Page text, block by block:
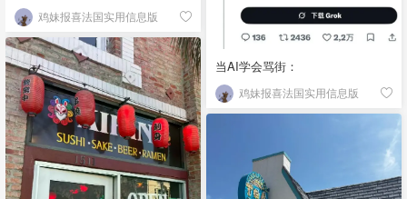
鸡妹报喜法国实用信息版
当AI学会骂街：
鸡妹报喜法国实用信息版